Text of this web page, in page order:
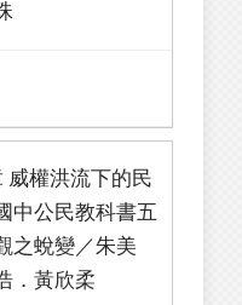
權洪流下的民
中公民教科書五
之蛻變／朱美
．黃欣柔